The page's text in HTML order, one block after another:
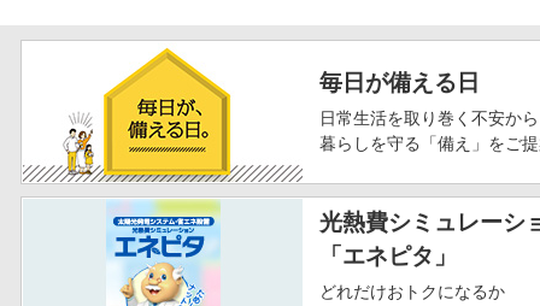
毎日が備える日
日常生活を取り巻く不安から
暮らしを守る「備え」をご
光熱費シミュレーシ
「エネピタ」
どれだけおトクになるか